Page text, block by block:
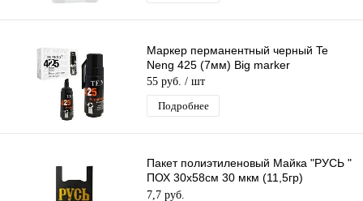
Маркер перманентный черный Te
Neng 425 (7мм) Big marker
55 руб. / шт
Подробнее
Пакет полиэтиленовый Майка "РУСЬ "
ПОХ 30х58см 30 мкм (11,5гр)
/50шт/750 шт*меш, 1ШТ.
7,7 руб.